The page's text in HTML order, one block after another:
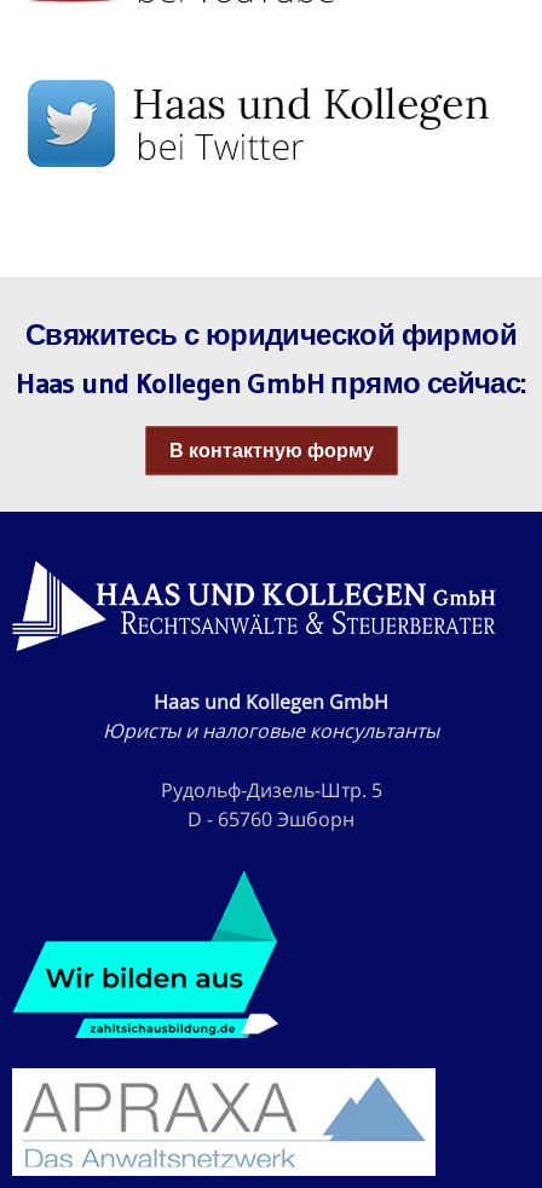
Свяжитесь с юридической фирмой
Haas und Kollegen GmbH прямо сейчас:
В контактную форму
Haas und Kollegen GmbH
Юристы и налоговые консультанты
Рудольф-Дизель-Штр. 5
D - 65760 Эшборн